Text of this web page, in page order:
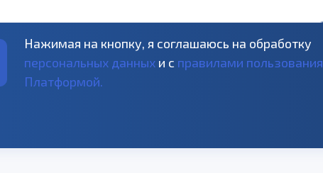
Нажимая на кнопку, я соглашаюсь на обработку
персональных данных и с правилами пользования
Платформой.